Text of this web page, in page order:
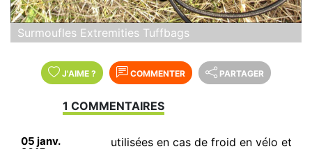
Surmoufles Extremities Tuffbags
J'AIME ? COMMENTER PARTAGER
1 COMMENTAIRES
05 janv.
utilisées en cas de froid en vélo et